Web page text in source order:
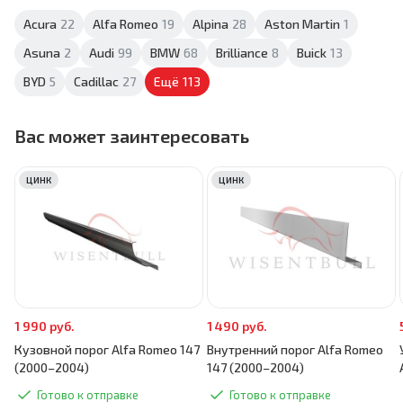
Acura 22 Alfa Romeo 19 Alpina 28 Aston Martin 1
Asuna 2 Audi 99 BMW 68 Brilliance 8 Buick 13
BYD 5 Cadillac 27 Ещё 113
Вас может заинтересовать
1 990 руб.
Кузовной порог Alfa Romeo 147
(2000–2004)
Готово к отправке
ЦИНК
1 490 руб.
Внутренний порог Alfa Romeo
147 (2000–2004)
Готово к отправке
ЦИНК